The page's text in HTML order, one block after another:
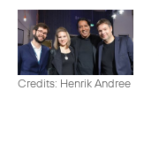
Credits: Henrik Andree